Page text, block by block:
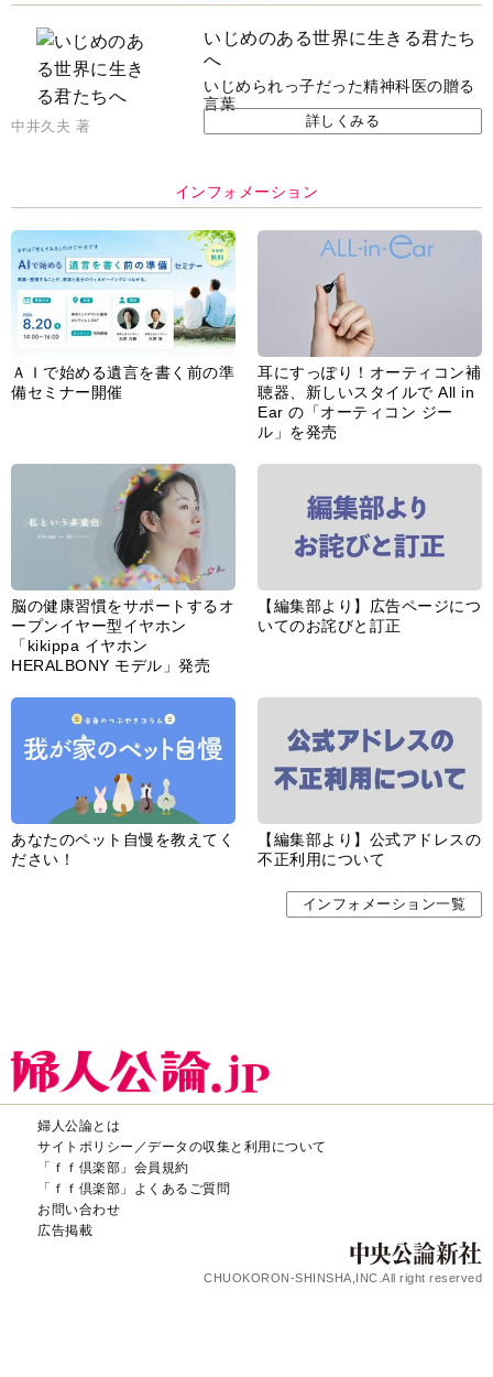
いじめのある世界に生きる君たち
へ
いじめられっ子だった精神科医の贈る
言葉
中井久夫 著 詳しくみる
インフォメーション
ＡＩで始める遺言を書く前の準
備セミナー開催
耳にすっぽり！オーティコン補
聴器、新しいスタイルで All in
Ear の「オーティコン ジー
ル」を発売
脳の健康習慣をサポートするオ
ープンイヤー型イヤホン
「kikippa イヤホン
HERALBONY モデル」発売
【編集部より】広告ページにつ
いてのお詫びと訂正
あなたのペット自慢を教えてく
ださい！
【編集部より】公式アドレスの
不正利用について
インフォメーション一覧
婦人公論とは
サイトポリシー／データの収集と利用について
「ｆｆ倶楽部」会員規約
「ｆｆ倶楽部」よくあるご質問
お問い合わせ
広告掲載
CHUOKORON-SHINSHA,INC.All right reserved